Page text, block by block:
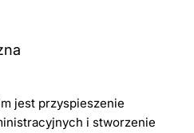
jest przyspieszenie
i stworzenie